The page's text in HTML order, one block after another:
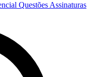
Questões Assinaturas